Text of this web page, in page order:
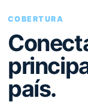
COBERTURA
país.